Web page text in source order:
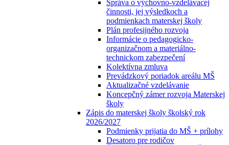
Správa o výchovno-vzdelávacej
činnosti, jej výsledkoch a
podmienkach materskej školy
Plán profesijného rozvoja
Informácie o pedagogicko-
organizačnom a materiálno-
technickom zabezpečení
Kolektívna zmluva
Prevádzkový poriadok areálu MŠ
Aktualizačné vzdelávanie
Koncepčný zámer rozvoja Materskej
školy
Zápis do materskej školy školský rok
2026/2027
Podmienky prijatia do MŠ + prílohy
Desatoro pre rodičov